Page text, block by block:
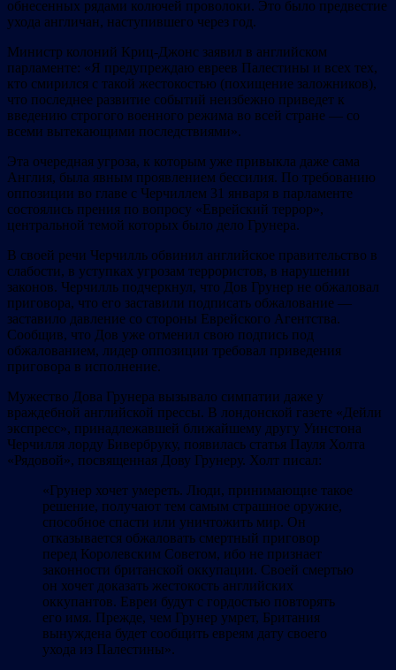
обнесенных рядами колючей проволоки. Это было предвестие
ухода англичан, наступившего через год.
Министр колоний Криц-Джонс заявил в английском
парламенте: «Я предупреждаю евреев Палестины и всех тех,
кто смирился с такой жестокостью (похищение заложников),
что последнее развитие событий неизбежно приведет к
введению строгого военного режима во всей стране — со
всеми вытекающими последствиями».
Эта очередная угроза, к которым уже привыкла даже сама
Англия, была явным проявлением бессилия. По требованию
оппозиции во главе с Черчиллем 31 января в парламенте
состоялись прения по вопросу «Еврейский террор»,
центральной темой которых было дело Грунера.
В своей речи Черчилль обвинил английское правительство в
слабости, в уступках угрозам террористов, в нарушении
законов. Черчилль подчеркнул, что Дов Грунер не обжаловал
приговора, что его заставили подписать обжалование —
заставило давление со стороны Еврейского Агентства.
Сообщив, что Дов уже отменил свою подпись под
обжалованием, лидер оппозиции требовал приведения
приговора в исполнение.
Мужество Дова Грунера вызывало симпатии даже у
враждебной английской прессы. В лондонской газете «Дейли
экспресс», принадлежавшей ближайшему другу Уинстона
Черчилля лорду Бивербруку, появилась статья Пауля Холта
«Рядовой», посвященная Дову Грунеру. Холт писал:
«Грунер хочет умереть. Люди, принимающие такое
решение, получают тем самым страшное оружие,
способное спасти или уничтожить мир. Он
отказывается обжаловать смертный приговор
перед Королевским Советом, ибо не признает
законности британской оккупации. Своей смертью
он хочет доказать жестокость английских
оккупантов. Евреи будут с гордостью повторять
его имя. Прежде, чем Грунер умрет, Британия
вынуждена будет сообщить евреям дату своего
ухода из Палестины».